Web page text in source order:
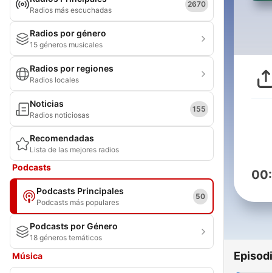
Radios más escuchadas
2670
Radios por género
15 géneros musicales
Radios por regiones
Radios locales
Noticias
Radios noticiosas
155
Recomendadas
Lista de las mejores radios
Podcasts
Podcasts Principales
Podcasts más populares
50
Podcasts por Género
18 géneros temáticos
Música